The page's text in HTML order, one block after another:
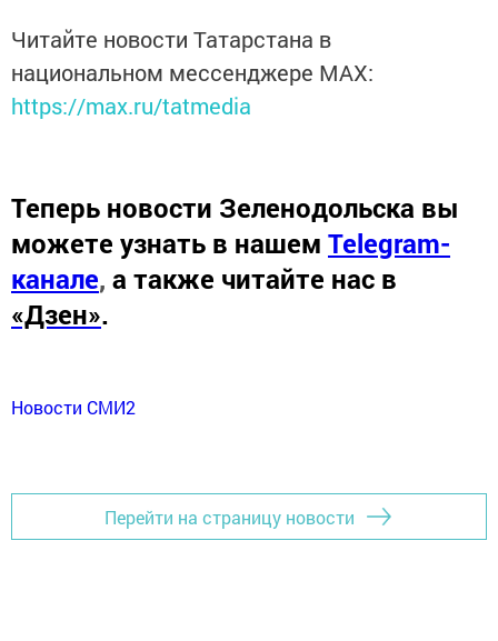
Читайте новости Татарстана в
национальном мессенджере MАХ:
https://max.ru/tatmedia
Теперь новости Зеленодольска вы
можете узнать в нашем Telegram-
канале, а также читайте нас в
«Дзен».
Новости СМИ2
Перейти на страницу новости